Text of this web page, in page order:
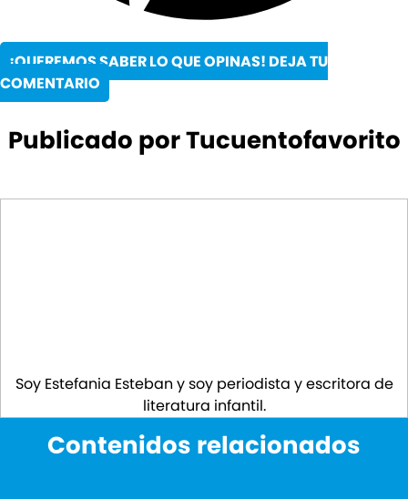
¡QUEREMOS SABER LO QUE OPINAS! DEJA TU
COMENTARIO
Publicado por Tucuentofavorito
Soy Estefania Esteban y soy periodista y escritora de
literatura infantil.
Contenidos relacionados